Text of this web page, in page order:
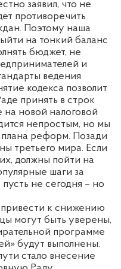
заявил, что не
противоречить
Поэтому наша
на тонкий баланс
бюджет, не
и
ведения
кодекса позволит
принять в строк
на новой налоговой
непростым, но мы
плана реформ. Позади
третьего мира. Если
должны пойти на
шаги за
не сегодня – но
к снижению
могут быть уверены,
программе
будут выполнены.
стало внесение